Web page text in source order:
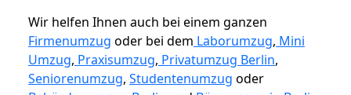
Wir helfen Ihnen auch bei einem ganzen
Firmenumzug oder bei dem Laborumzug, Mini
Umzug, Praxisumzug, Privatumzug Berlin,
Seniorenumzug, Studentenumzug oder